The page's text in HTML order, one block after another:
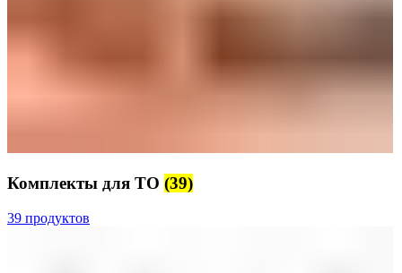
Комплекты для ТО (39)
39 продуктов